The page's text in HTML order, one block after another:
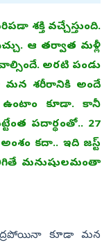
శక్తి వచ్చేస్తుంది.
ఆ తర్వాత మళ్లీ
అరటి పండు
మన శరీరానికి అందే
ఉంటాం కూడా. కానీ
పదార్థంతో.. 27
అంశం కదా.. ఇది జస్ట్‌
మనుషులమంతా
కూడా మన